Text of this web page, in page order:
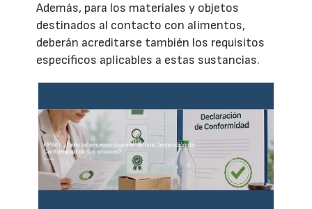
Además, para los materiales y objetos
destinados al contacto con alimentos,
deberán acreditarse también los requisitos
específicos aplicables a estas sustancias.